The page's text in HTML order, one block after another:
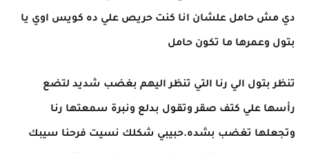
دي مش حامل علشان انا كنت حريص علي ده كويس اوي يا
بتول وعمرها ما تكون حامل
تنظر بتول الي رنا التي تنظر اليهم بغضب شديد لتضع
رأسها علي كتف صقر وتقول بدلع ونبرة سمعتها رنا
وتجعلها تغضب بشده.حبيبي شكلك نسيت فرحنا سيبك